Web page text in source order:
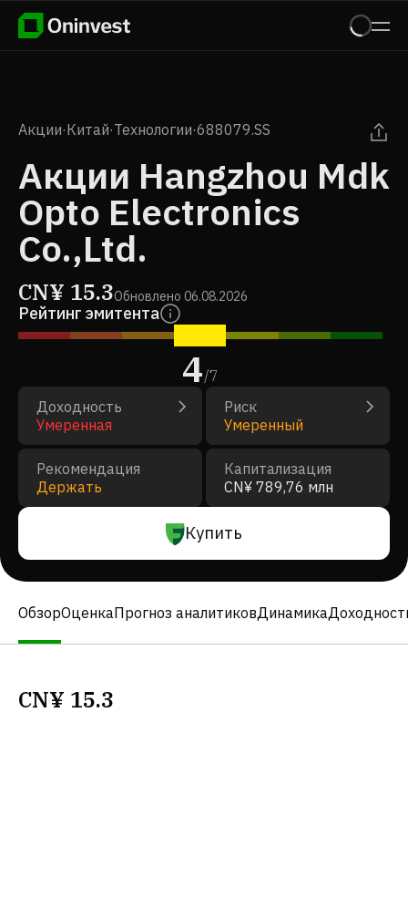
Акции·Китай·Технологии·688079.SS
Акции Hangzhou Mdk
Opto Electronics
Co.,Ltd.
CN¥ 15.3Обновлено 06.08.2026
Рейтинг эмитента
4/7
Доходность
Умеренная
Риск
Умеренный
Рекомендация
Держать
Капитализация
CN¥ 789,76 млн
Купить
ОбзорОценкаПрогноз аналитиковДинамика
CN¥ 15.3